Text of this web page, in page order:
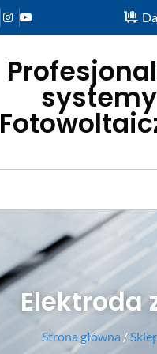
systemy
Elektroda
Strona główna /